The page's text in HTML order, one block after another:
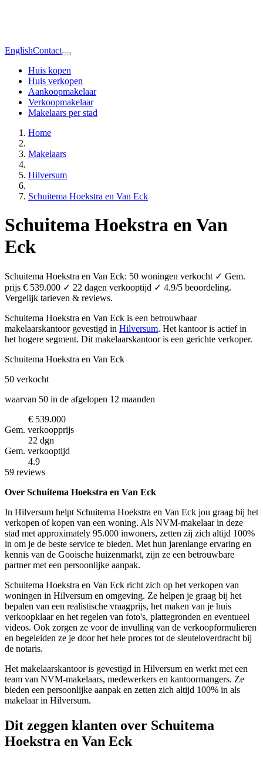
EnglishContact
Huis kopen
Huis verkopen
Aankoopmakelaar
Verkoopmakelaar
Makelaars per stad
Home
Makelaars
Hilversum
Schuitema Hoekstra en Van Eck
Schuitema Hoekstra en Van
Eck
Schuitema Hoekstra en Van Eck: 50 woningen verkocht ✓ Gem.
prijs € 539.000 ✓ 22 dagen verkooptijd ✓ 4.9/5 beoordeling.
Vergelijk tarieven & reviews.
Schuitema Hoekstra en Van Eck is een betrouwbaar
makelaarskantoor gevestigd in Hilversum. Het kantoor is actief in
het hogere segment. Dit makelaarskantoor is een gerichte verkoper.
Schuitema Hoekstra en Van Eck
50 verkocht
waarvan 50 in de afgelopen 12 maanden
€ 539.000
Gem. verkoopprijs
22 dgn
Gem. verkooptijd
4.9
59 reviews
Over Schuitema Hoekstra en Van Eck
In Hilversum helpt Schuitema Hoekstra en Van Eck jou graag bij het
verkopen of kopen van een woning. Als NVM-makelaar in deze
stad met approximately 95.000 inwoners, zetten zij zich altijd 100%
in om je de beste service te bieden. Met hun jarenlange ervaring en
kennis van de Gooische huizenmarkt, zijn ze een betrouwbare
partner met een persoonlijke aanpak.
Schuitema Hoekstra en Van Eck richt zich op het verkopen van
woningen in Hilversum en omgeving. Ze helpen je graag bij het
bepalen van een realistische vraagprijs, het maken van je huis
verkoopklaar en het regelen van foto's, plattegronden en eventueel
videos. Ook zorgen ze voor de invulling van de verkoopformulieren
en begeleiden ze je door het hele proces tot de sleuteloverdracht bij
de notaris.
Het makelaarskantoor is gevestigd in Hilversum en werkt met een
team van NVM-makelaars, medewerkers en kantoormangers. Ze
bieden een persoonlijke aanpak en zetten zich altijd 100% in als
makelaar in Hilversum.
Dit zeggen klanten over Schuitema
Hoekstra en Van Eck